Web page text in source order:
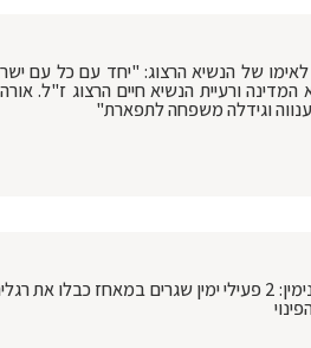
של הנשיא הרצוג: "יחד עם כל עם
ורעיית הנשיא חיים הרצוג ז"ל.
וגידלה משפחה לתפארת"
הפינוי הבוקר בעוז ציון בבנימין: 2 פעילי ימין